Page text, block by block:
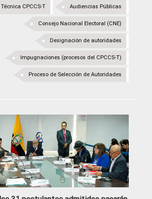
Audiencias Públicas
CPCCS-T
Consejo Nacional Electoral (CNE)
Designación de autoridades
Impugnaciones (procesos del CPCCS-T)
Proceso de Selección de Autoridades